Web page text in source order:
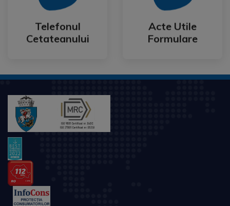
Telefonul
Cetateanului
Telefonul
Cetateanului
Acte Utile
Formulare
Acte Utile
Formulare